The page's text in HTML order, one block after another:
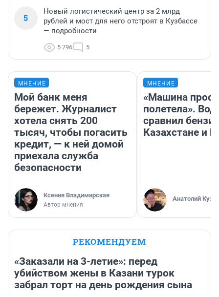
5
Новый логистический центр за 2 млрд
рублей и мост для него отстроят в Кузбассе
— подробности
5 796 5
МНЕНИЕ
Мой банк меня
бережет. Журналист
хотела снять 200
тысяч, чтобы погасить
кредит, — к ней домой
приехала служба
безопасности
Ксения Владимирская
Автор мнения
МНЕНИЕ
«Машина
полетела».
сравнил
Казахстане и
Анатолий
РЕКОМЕНДУЕМ
«Заказали на 3-летие»: перед
убийством жены в Казани турок
забрал торт на день рождения сына